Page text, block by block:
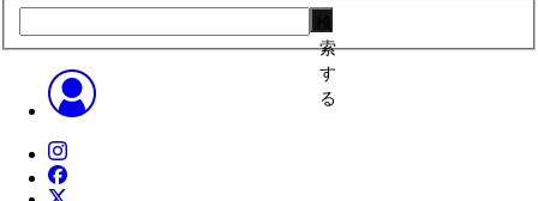
索
す
る